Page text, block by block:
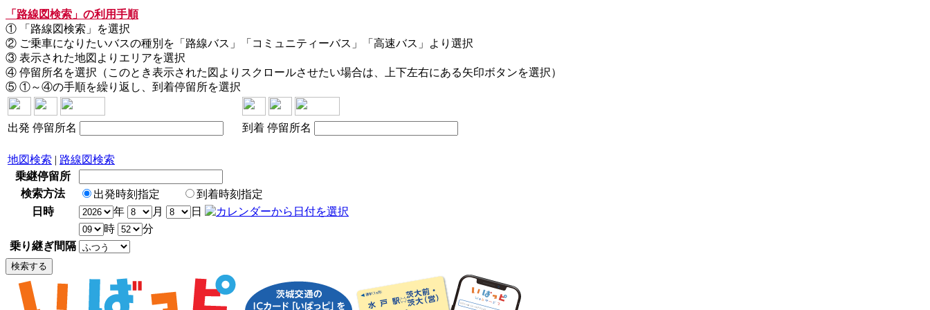
「路線図検索」の利用手順
① 「路線図検索」を選択
② ご乗車になりたいバスの種別を「路線バス」「コミュニティーバス」「高速バス」より選択
③ 表示された地図よりエリアを選択
④ 停留所名を選択（このとき表示された図よりスクロールさせたい場合は、上下左右にある矢印ボタンを選択）
⑤ ①～④の手順を繰り返し、到着停留所を選択
出発 停留所名 到着 停留所名
地図検索 | 路線図検索
乗継停留所
検索方法
出発時刻指定
到着時刻指定
日時
年 月
日
時
分
乗り継ぎ間隔
検索する